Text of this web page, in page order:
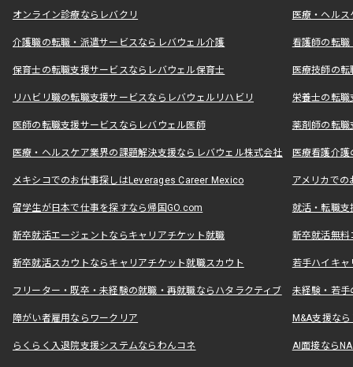
オンライン診療ならレバクリ 医療・ヘル
介護職の転職・派遣サービスならレバウェル介護 看護師の転
保育士の転職支援サービスならレバウェル保育士 医療技師の
リハビリ職の転職支援サービスならレバウェルリハビリ 栄養士の転
医師の転職支援サービスならレバウェル医師 薬剤師の転
医療・ヘルスケア業界の課題解決支援ならレバウェル株式会社 医療看護介
メキシコでのお仕事探しはLeverages Career Mexico アメリカで
留学生が日本で仕事を探すなら帰国GO.com 就活・転職
新卒就活エージェントならキャリアチケット就職 新卒就活無料
新卒就活スカウトならキャリアチケット就職スカウト 若手ハイキ
フリーター・既卒・未経験の就職・再就職ならハタラクティブ 未経験・若手
障がい者雇用ならワークリア M&A支援な
らくらく入退院支援システムならわんコネ AI面接なら